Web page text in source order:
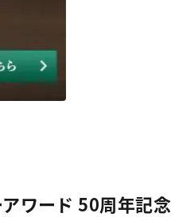
ワード 50周年記念